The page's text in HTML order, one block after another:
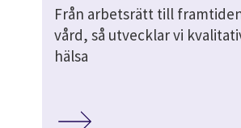
Från arbetsrätt till
vård, så utvecklar vi
hälsa